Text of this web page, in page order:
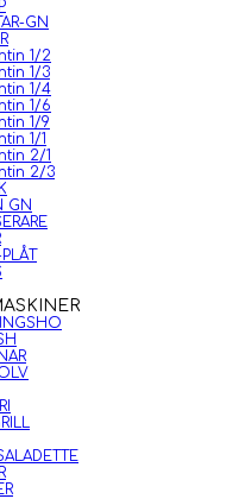
GN
1/2
1/3
1/4
1/6
1/9
1/1
2/1
2/3
GN